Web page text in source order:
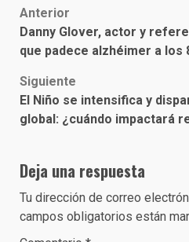
Post
navigation
Anterior
Danny Glover, actor y
que padece alzhéimer a los
Siguiente
El Niño se intensifica y
global: ¿cuándo impactará
Deja una respuesta
Tu dirección de correo
campos obligatorios están